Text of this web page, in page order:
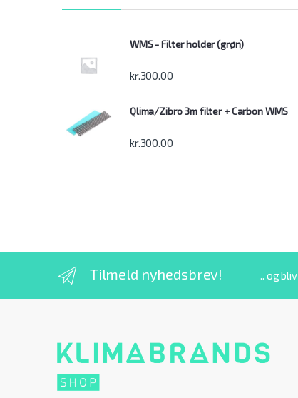
WMS - Filter holder (grøn)
kr.300.00
Qlima/Zibro 3m filter + Carbon WMS
kr.300.00
Tilmeld nyhedsbrev! .. og bliv